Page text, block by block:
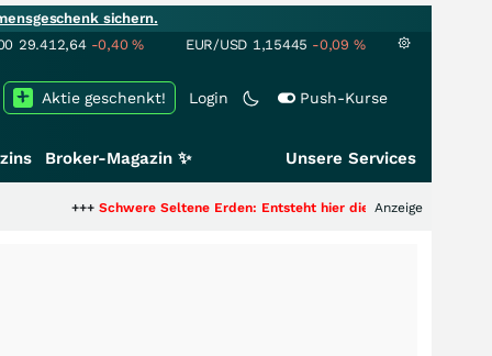
sichern.
29.412,64 -0,40% EUR/USD 1,15445 -0,09 %
Login Push-Kurse
Aktie geschenkt!
Broker-Magazin ✨ Unsere Services
Schwere Seltene Erden: Entsteht hier die nächste Milliardenstory?
Anzeige